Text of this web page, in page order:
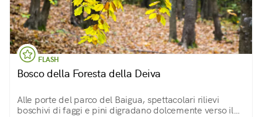
FLASH
Bosco della Foresta della Deiva
Alle porte del parco del Baigua, spettacolari rilievi
boschivi di faggi e pini digradano dolcemente verso il